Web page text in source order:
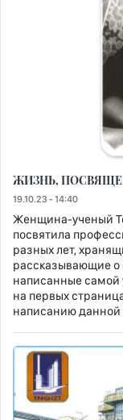
ЖИЗНЬ,
19.10.23 - 14:40
Женщина-ученый
посвятила
разных лет,
рассказывающие о
написанные самой
на первых
написанию данной